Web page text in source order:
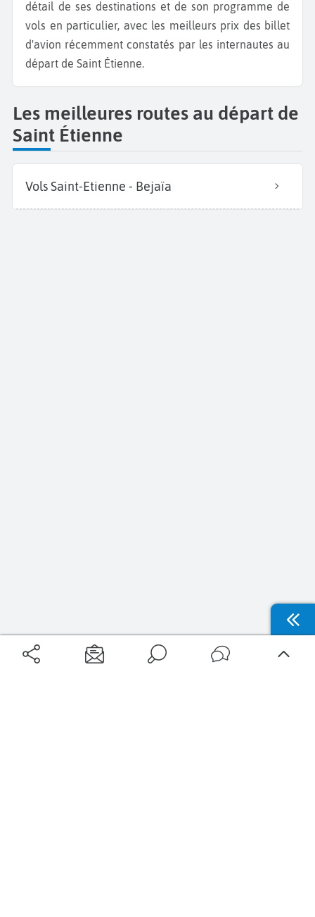
détail de ses destinations et de son programme de
vols en particulier, avec les meilleurs prix des billet
d'avion récemment constatés par les internautes au
départ de Saint Étienne.
Les meilleures routes au départ de
Saint Étienne
Vols Saint-Etienne - Bejaïa